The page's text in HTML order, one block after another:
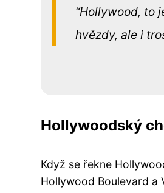
Hollywood, to
hvězdy, ale i
Hollywoodský
Když se řekne
Hollywood Boulevard a